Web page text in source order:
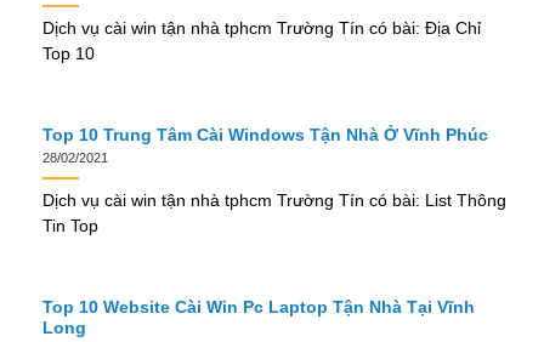
Dịch vụ cài win tận nhà tphcm Trường Tín có bài: Địa Chỉ
Top 10
Top 10 Trung Tâm Cài Windows Tận Nhà Ở Vĩnh Phúc
28/02/2021
Dịch vụ cài win tận nhà tphcm Trường Tín có bài: List Thông
Tin Top
Top 10 Website Cài Win Pc Laptop Tận Nhà Tại Vĩnh
Long